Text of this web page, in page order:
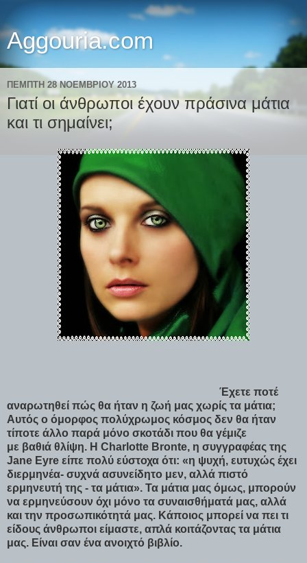
Aggouria.com
ΠΈΜΠΤΗ 28 ΝΟΕΜΒΡΊΟΥ 2013
Γιατί οι άνθρωποι έχουν πράσινα μάτια
και τι σημαίνει;
Έχετε ποτέ
αναρωτηθεί πώς θα ήταν η ζωή μας χωρίς τα μάτια;
Αυτός ο όμορφος πολύχρωμος κόσμος δεν θα ήταν
τίποτε άλλο παρά μόνο σκοτάδι που θα γέμιζε
με βαθιά θλίψη. Η Charlotte Bronte, η συγγραφέας της
Jane Eyre είπε πολύ εύστοχα ότι: «η ψυχή, ευτυχώς έχει
διερμηνέα- συχνά ασυνείδητο μεν, αλλά πιστό
ερμηνευτή της - τα μάτια». Τα μάτια μας όμως, μπορούν
να ερμηνεύσουν όχι μόνο τα συναισθήματά μας, αλλά
και την προσωπικότητά μας. Κάποιος μπορεί να πει τι
είδους άνθρωποι είμαστε, απλά κοιτάζοντας τα μάτια
μας. Είναι σαν ένα ανοιχτό βιβλίο.